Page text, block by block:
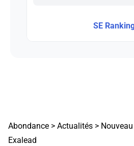
SE
Abondance > Actualités >
Exalead